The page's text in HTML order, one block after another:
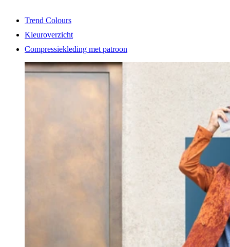
Trend Colours
Kleuroverzicht
Compressiekleding met patroon